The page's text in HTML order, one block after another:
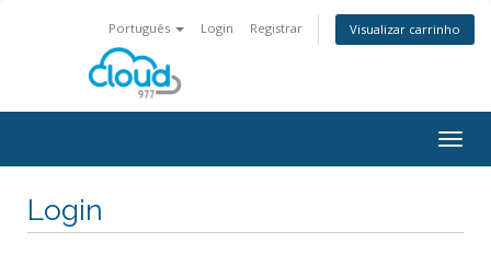
Português Login Registrar Visualizar carrinho
Login